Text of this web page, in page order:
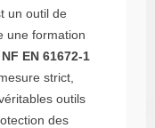
un outil de
une formation
NF EN 61672-1
strict,
outils
des